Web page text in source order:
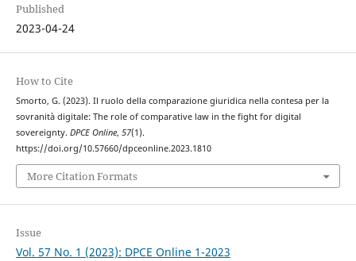
Published
2023-04-24
How to Cite
Smorto, G. (2023). Il ruolo della comparazione giuridica nella contesa per la
sovranità digitale: The role of comparative law in the fight for digital
sovereignty. DPCE Online, 57(1).
https://doi.org/10.57660/dpceonline.2023.1810
More Citation Formats
Issue
Vol. 57 No. 1 (2023): DPCE Online 1-2023